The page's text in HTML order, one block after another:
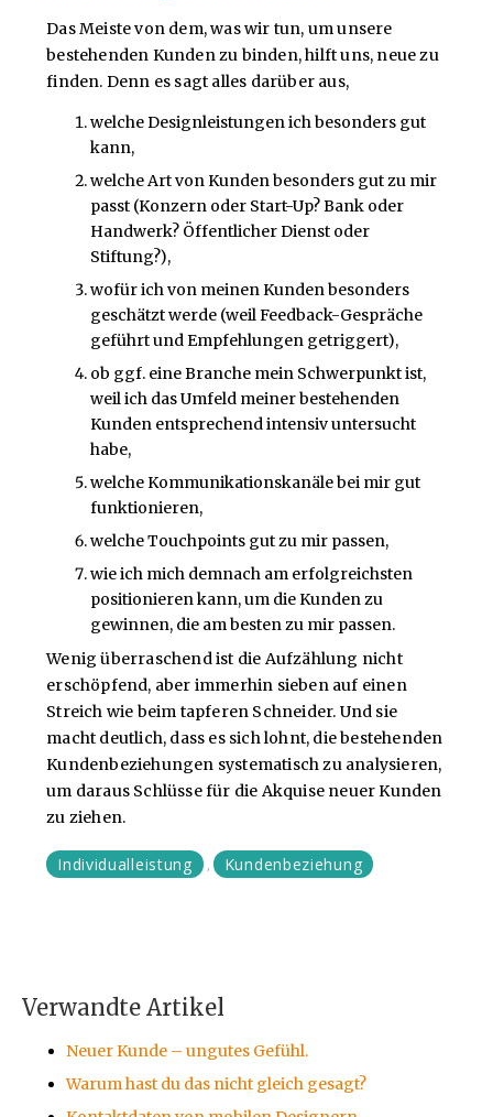
Das Meiste von dem, was wir tun, um unsere
bestehenden Kunden zu binden, hilft uns, neue zu
finden. Denn es sagt alles darüber aus,
welche Designleistungen ich besonders gut
kann,
welche Art von Kunden besonders gut zu mir
passt (Konzern oder Start-Up? Bank oder
Handwerk? Öffentlicher Dienst oder
Stiftung?),
wofür ich von meinen Kunden besonders
geschätzt werde (weil Feedback-Gespräche
geführt und Empfehlungen getriggert),
ob ggf. eine Branche mein Schwerpunkt ist,
weil ich das Umfeld meiner bestehenden
Kunden entsprechend intensiv untersucht
habe,
welche Kommunikationskanäle bei mir gut
funktionieren,
welche Touchpoints gut zu mir passen,
wie ich mich demnach am erfolgreichsten
positionieren kann, um die Kunden zu
gewinnen, die am besten zu mir passen.
Wenig überraschend ist die Aufzählung nicht
erschöpfend, aber immerhin sieben auf einen
Streich wie beim tapferen Schneider. Und sie
macht deutlich, dass es sich lohnt, die bestehenden
Kundenbeziehungen systematisch zu analysieren,
um daraus Schlüsse für die Akquise neuer Kunden
zu ziehen.
Individualleistung , Kundenbeziehung
Verwandte Artikel
Neuer Kunde – ungutes Gefühl.
Warum hast du das nicht gleich gesagt?